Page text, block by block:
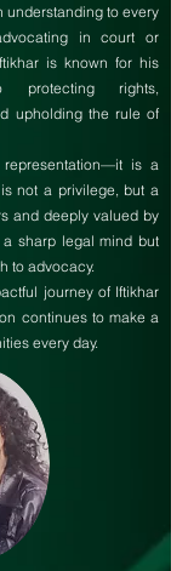
understanding to every
in court or
is known for his
protecting rights,
upholding the rule of
is a
not a privilege, but a
and deeply valued by
sharp legal mind but
to advocacy.
journey of Iftikhar
continues to make a
every day.